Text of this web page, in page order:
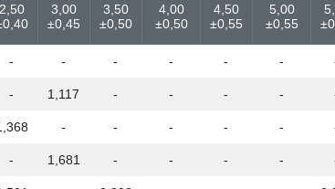
2,50
3,00
±0,45
3,50
±0,50
4,00
±0,50
4,50
±0,55
5,00
±0,55
- - - - - -
- 1,117 - - - -
- - - - -
- 1,681 - - - -